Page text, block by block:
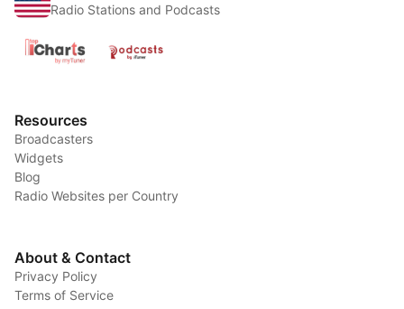
Radio Stations and Podcasts
Resources
Broadcasters
Widgets
Blog
Radio Websites per Country
About & Contact
Privacy Policy
Terms of Service